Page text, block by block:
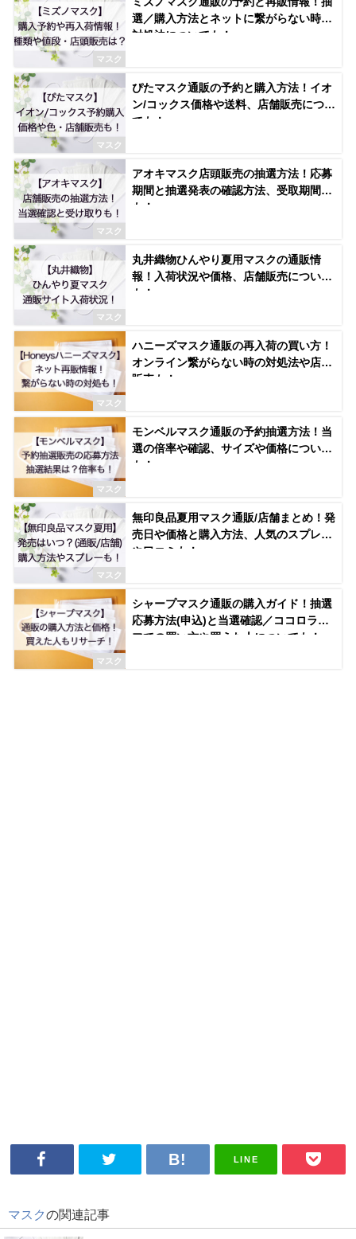
マスク
選／購入方法とネットに繋がらない時の
対処法についても！
マスク
ぴたマスク通販の予約と購入方法！イオ
ン/コックス価格や送料、店舗販売につい
ても！
マスク
アオキマスク店頭販売の抽選方法！応募
期間と抽選発表の確認方法、受取期間
も！
マスク
丸井織物ひんやり夏用マスクの通販情
報！入荷状況や価格、店舗販売について
も！
マスク
ハニーズマスク通販の再入荷の買い方！
オンライン繋がらない時の対処法や店舗
販売も！
マスク
モンベルマスク通販の予約抽選方法！当
選の倍率や確認、サイズや価格について
も！
マスク
無印良品夏用マスク通販/店舗まとめ！発
売日や価格と購入方法、人気のスプレー
や口コミも！
マスク
シャープマスク通販の購入ガイド！抽選
応募方法(申込)と当選確認／ココロライ
フでの買い方や買えた人についても！
LINE
マスクの関連記事